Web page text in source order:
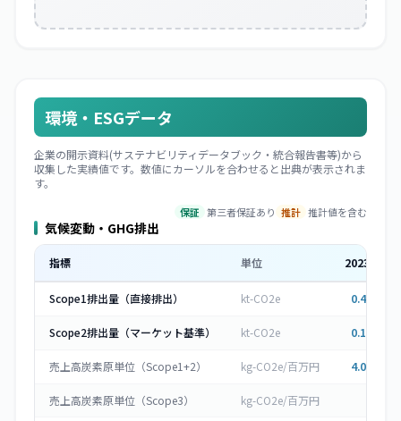
環境・ESGデータ
企業の開示資料(サステナビリティデータブック・統合報告書等)から
収集した実績値です。数値にカーソルを合わせると出典が表示されま
す。
保証 第三者保証あり 推計 推計値を含む
気候変動・GHG排出
指標 単位 2023
Scope1排出量（直接排出） kt-CO2e 0.412
Scope2排出量（マーケット基準） kt-CO2e 0.188
売上高炭素原単位（Scope1+2） kg-CO2e/百万円 4.022
売上高炭素原単位（Scope3） kg-CO2e/百万円